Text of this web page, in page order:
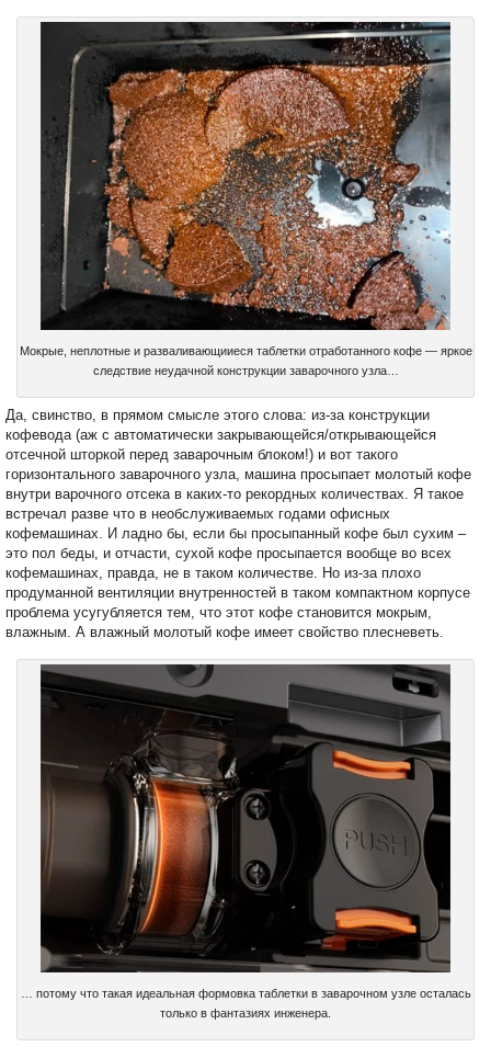
Мокрые, неплотные и разваливающииеся таблетки отработанного кофе — яркое
следствие неудачной конструкции заварочного узла…
Да, свинство, в прямом смысле этого слова: из-за конструкции
кофевода (аж с автоматически закрывающейся/открывающейся
отсечной шторкой перед заварочным блоком!) и вот такого
горизонтального заварочного узла, машина просыпает молотый кофе
внутри варочного отсека в каких-то рекордных количествах. Я такое
встречал разве что в необслуживаемых годами офисных
кофемашинах. И ладно бы, если бы просыпанный кофе был сухим –
это пол беды, и отчасти, сухой кофе просыпается вообще во всех
кофемашинах, правда, не в таком количестве. Но из-за плохо
продуманной вентиляции внутренностей в таком компактном корпусе
проблема усугубляется тем, что этот кофе становится мокрым,
влажным. А влажный молотый кофе имеет свойство плесневеть.
… потому что такая идеальная формовка таблетки в заварочном узле осталась
только в фантазиях инженера.